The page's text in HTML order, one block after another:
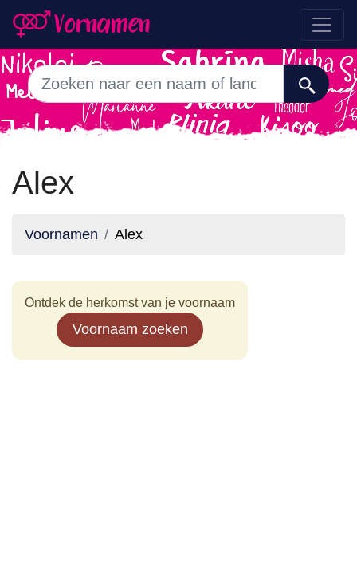
Alex
Voornamen Alex
Ontdek de herkomst van je voornaam
Voornaam zoeken